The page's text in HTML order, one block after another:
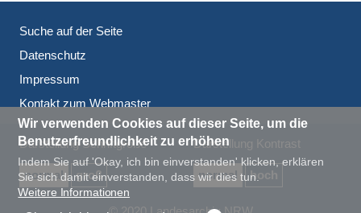
Darstellung Schriftgröße Darstellung Kontrast
normal groß normal hoch
Suche auf der Seite
Datenschutz
Impressum
Kontakt zum Webmaster
Wir verwenden Cookies auf dieser Seite, um die
Benutzerfreundlichkeit zu erhöhen
Indem Sie auf 'Okay, ich bin einverstanden' klicken, erklären
Sie sich damit einverstanden, dass wir dies tun.
Weitere Informationen